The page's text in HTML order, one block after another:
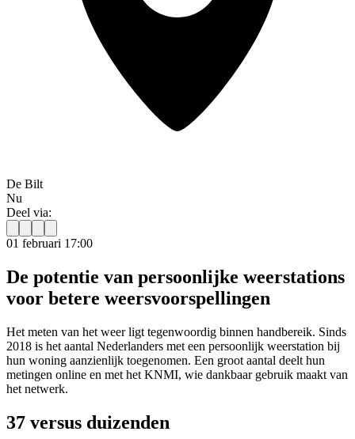
De Bilt
Nu
Deel via:
01 februari 17:00
De potentie van persoonlijke weerstations
voor betere weersvoorspellingen
Het meten van het weer ligt tegenwoordig binnen handbereik. Sinds
2018 is het aantal Nederlanders met een persoonlijk weerstation bij
hun woning aanzienlijk toegenomen. Een groot aantal deelt hun
metingen online en met het KNMI, wie dankbaar gebruik maakt van
het netwerk.
37 versus duizenden